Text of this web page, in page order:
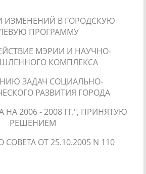
ИЗМЕНЕНИЙ В ГОРОДСКУЮ
ПРОГРАММУ
МЭРИИ И НАУЧНО-
КОМПЛЕКСА
ЗАДАЧ СОЦИАЛЬНО-
РАЗВИТИЯ ГОРОДА
2006 - 2008 ГГ.", ПРИНЯТУЮ
РЕШЕНИЕМ
ОТ 25.10.2005 N 110